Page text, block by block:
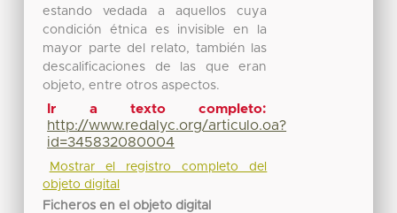
estando vedada a aquellos cuya
condición étnica es invisible en la
mayor parte del relato, también las
descalificaciones de las que eran
objeto, entre otros aspectos.
Ir a texto completo:
http://www.redalyc.org/articulo.oa?
id=345832080004
Mostrar el registro completo del
objeto digital
Ficheros en el objeto digital